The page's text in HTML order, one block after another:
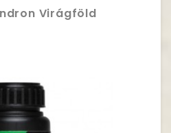
Virágföld